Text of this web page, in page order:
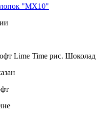
"MX10"
Lime Time рис. Шоколад